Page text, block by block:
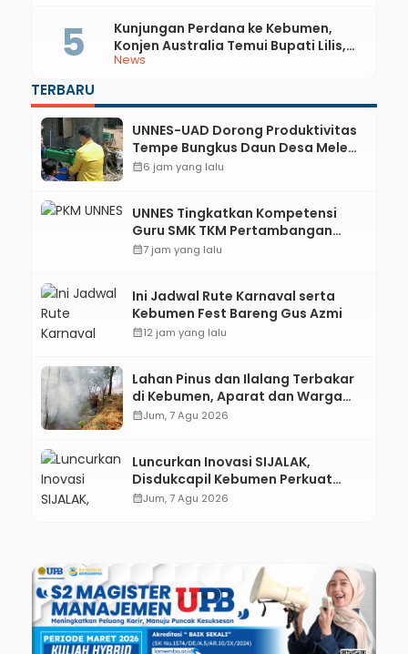
News
Kunjungan Perdana ke Kebumen,
Konjen Australia Temui Bupati Lilis,
Ini yang Dibahas
TERBARU
UNNES-UAD Dorong Produktivitas
Tempe Bungkus Daun Desa Meles,
Bantu Mesin dan Pendampingan
calendar_month6 jam yang lalu
UNNES Tingkatkan Kompetensi
Guru SMK TKM Pertambangan
Kebumen melalui Desain Green
calendar_month7 jam yang lalu
Ini Jadwal Rute Karnaval serta
Kebumen Fest Bareng Gus Azmi
calendar_month12 jam yang lalu
Lahan Pinus dan Ilalang Terbakar
di Kebumen, Aparat dan Warga
Padamkan Api Secara Manual
calendar_monthJum, 7 Agu 2026
Luncurkan Inovasi SIJALAK,
Disdukcapil Kebumen Perkuat
Jejaring Literasi Adminduk hingga
calendar_monthJum, 7 Agu 2026